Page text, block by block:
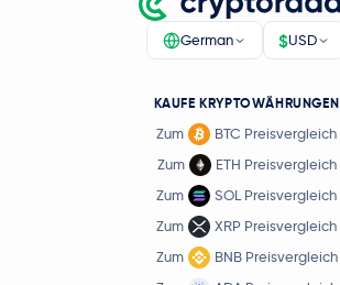
German $USD
KAUFE KRYPTOWÄHRUNGEN
Zum
BTC Preisvergleich
Zum
ETH Preisvergleich
Zum
SOL Preisvergleich
Zum
XRP Preisvergleich
Zum
BNB Preisvergleich